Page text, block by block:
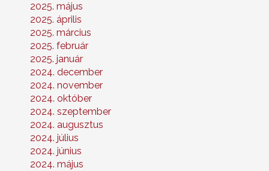
2025. május
2025. április
2025. március
2025. február
2025. január
2024. december
2024. november
2024. október
2024. szeptember
2024. augusztus
2024. július
2024. június
2024. május